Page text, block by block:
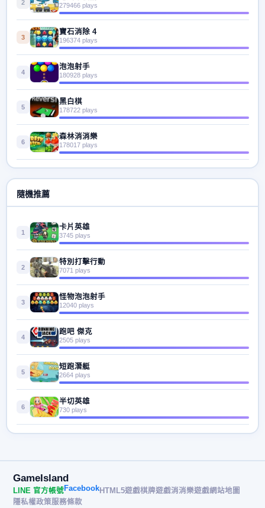
2 279466 plays
3
寶石消除 4
196374 plays
4
泡泡射手
180928 plays
5
黑白棋
178722 plays
6
森林消消樂
178017 plays
隨機推薦
1
卡片英雄
3745 plays
2
特別打擊行動
7071 plays
3
怪物泡泡射手
12040 plays
4
跑吧 傑克
2505 plays
5
短跑潛艇
2664 plays
6
半切英雄
730 plays
GameIsland
LINE 官方帳號FacebookHTML5遊戲棋牌遊戲消消樂遊戲網站地圖
隱私權政策服務條款